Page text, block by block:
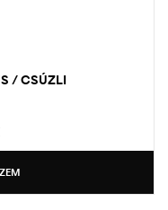
/ CSÚZLI